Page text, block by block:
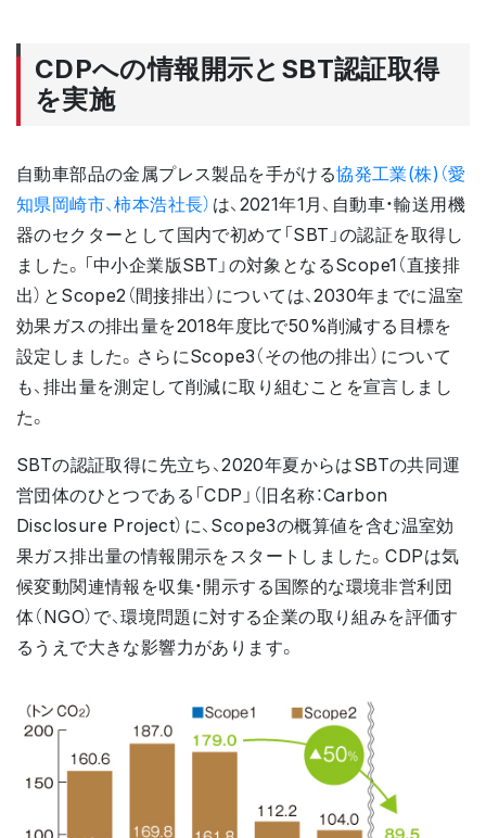
CDPへの情報開示とSBT認証取得
を実施
自動車部品の金属プレス製品を手がける協発工業(株)（愛
知県岡崎市、柿本浩社長） は、2021年1月、自動車・輸送用機
器のセクターとして国内で初めて「SBT」の認証を取得し
ました。「中小企業版SBT」の対象となるScope1（直接排
出）とScope2（間接排出）については、2030年までに温室
効果ガスの排出量を2018年度比で50%削減する目標を
設定しました。さらにScope3（その他の排出）について
も、排出量を測定して削減に取り組むことを宣言しまし
た。
SBTの認証取得に先立ち、2020年夏からはSBTの共同運
営団体のひとつである「CDP」（旧名称：Carbon
Disclosure Project）に、Scope3の概算値を含む温室効
果ガス排出量の情報開示をスタートしました。CDPは気
候変動関連情報を収集・開示する国際的な環境非営利団
体（NGO）で、環境問題に対する企業の取り組みを評価す
るうえで大きな影響力があります。